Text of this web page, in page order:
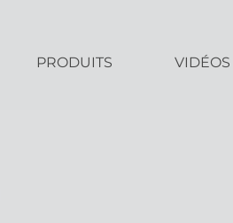
PRODUITS VIDÉOS